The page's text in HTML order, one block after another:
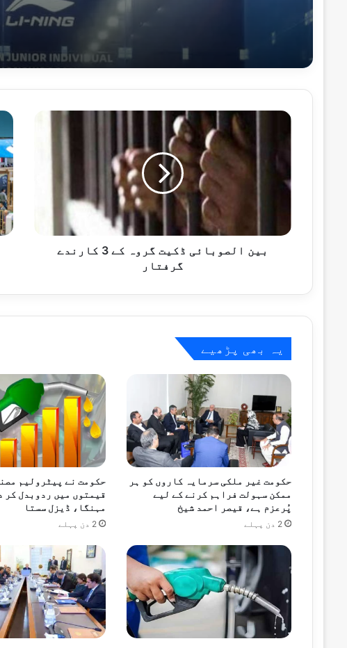
افغانستان اور پاکستان کے مابین امن
پاکستان کو تیسرے ٹی ٹوئنٹی میچ میں شکست ،
جنوری 11, 2026
او آئی سی مسلم امہ کے حق میں پاکستان کے
پاکستان کا صومالیہ کی خودمختاری اور
نومبر 21, 2025
بھارت نے افغانستان کیلئے کارگو پروازیں
نومبر 6, 2025
اکتوبر 23, 2025
اکتوبر 17, 2025
بین
3
بین الصوبائی ڈکیت گروہ کے 3 کارندے
گرفتار
یہ بھی پڑھیے
حکومت غیر ملکی سرمایہ کاروں کو ہر
ممکن سہولت فراہم کرنے کے لیے
پُرعزم ہے، قیصر احمد شیخ
2 دن پہلے
حکومت نے پیٹرولیم
قیمتوں میں ردوبدل کر
مہنگا، ڈیزل سستا
2 دن پہلے